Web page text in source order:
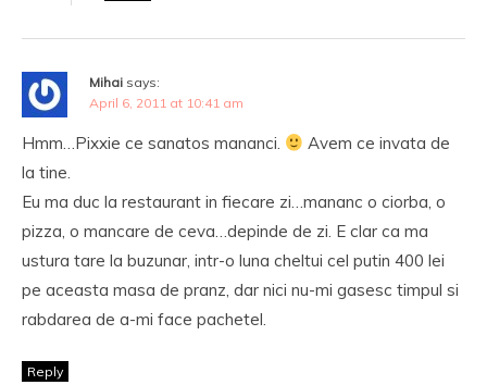
Mihai says:
April 6, 2011 at 10:41 am
Hmm…Pixxie ce sanatos mananci.
Avem ce invata de
la tine.
Eu ma duc la restaurant in fiecare zi…mananc o ciorba, o
pizza, o mancare de ceva…depinde de zi. E clar ca ma
ustura tare la buzunar, intr-o luna cheltui cel putin 400 lei
pe aceasta masa de pranz, dar nici nu-mi gasesc timpul si
rabdarea de a-mi face pachetel.
Reply